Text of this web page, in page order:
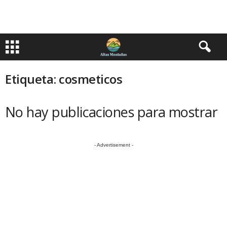
Etiqueta: cosmeticos
No hay publicaciones para mostrar
- Advertisement -